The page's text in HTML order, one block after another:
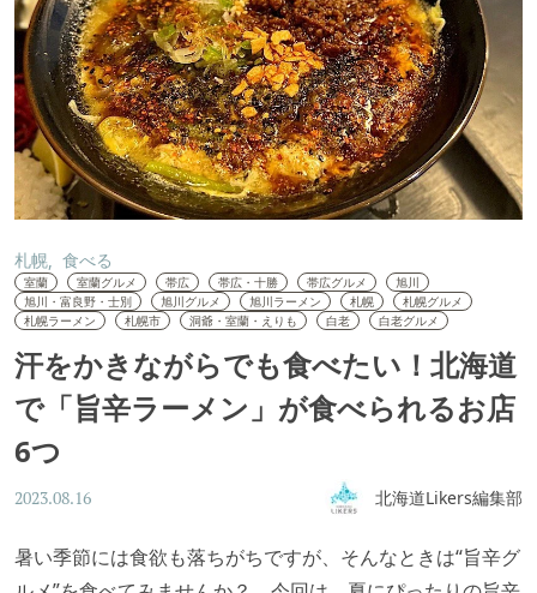
札幌 食べる
室蘭 室蘭グルメ 帯広 帯広・十勝 帯広グルメ
旭川
旭川・富良野・士別
旭川グルメ 旭川ラーメン 札幌
札幌グルメ
札幌ラーメン
札幌市 洞爺・室蘭・えりも 白老 白老グルメ
汗をかきながらでも食べたい！北海道
で「旨辛ラーメン」が食べられるお店
6つ
2023.08.16 北海道Likers編集部
暑い季節には食欲も落ちがちですが、そんなときは“旨辛グ